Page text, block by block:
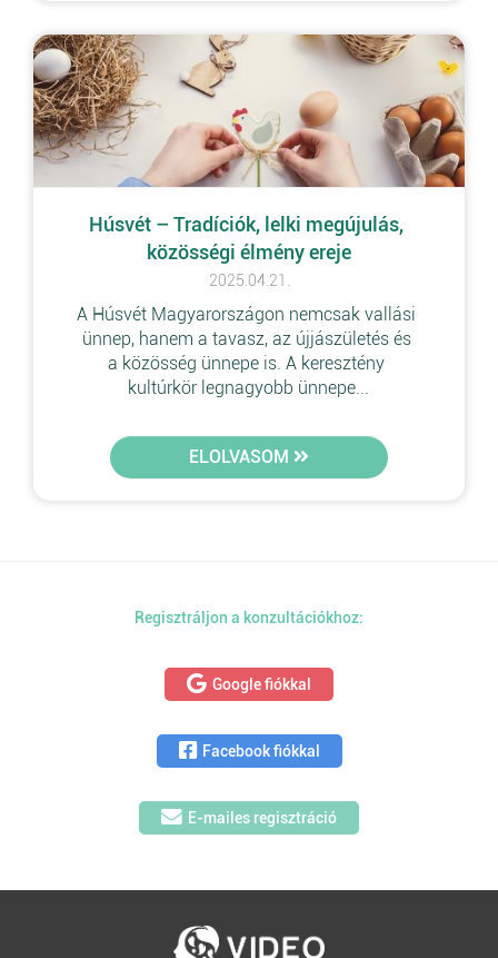
Húsvét – Tradíciók, lelki megújulás,
közösségi élmény ereje
2025.04.21.
A Húsvét Magyarországon nemcsak vallási
ünnep, hanem a tavasz, az újjászületés és
a közösség ünnepe is. A keresztény
kultúrkör legnagyobb ünnepe...
ELOLVASOM
Regisztráljon a konzultációkhoz:
Google fiókkal
Facebook fiókkal
E-mailes regisztráció